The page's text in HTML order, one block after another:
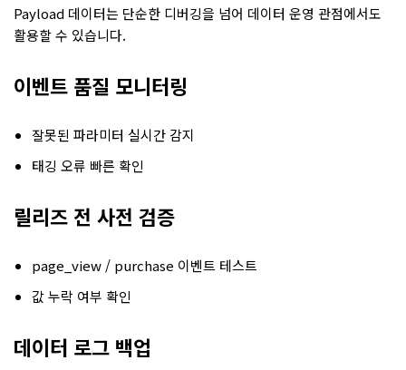
Payload 데이터는 단순한 디버깅을 넘어 데이터 운영 관점에서도
활용할 수 있습니다.
이벤트 품질 모니터링
잘못된 파라미터 실시간 감지
태깅 오류 빠른 확인
릴리즈 전 사전 검증
page_view / purchase 이벤트 테스트
값 누락 여부 확인
데이터 로그 백업